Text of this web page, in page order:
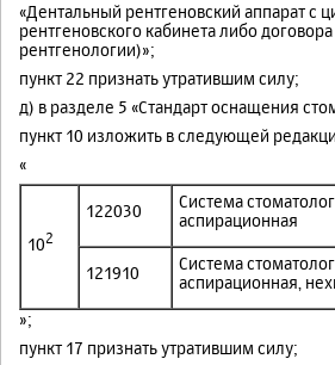
«Дентальный рентгеновский аппарат
рентгеновского кабинета либо
рентгенологии)»;
пункт 22 признать утратившим силу;
д) в разделе 5 «Стандарт оснащения
пункт 10 изложить в следующей
«
102
122030
Система
аспирационная
121910
Система
аспирационная,
»;
пункт 17 признать утратившим силу;